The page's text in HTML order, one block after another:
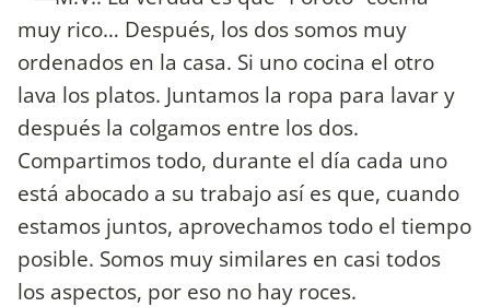
muy rico… Después, los dos somos muy
ordenados en la casa. Si uno cocina el otro
lava los platos. Juntamos la ropa para lavar y
después la colgamos entre los dos.
Compartimos todo, durante el día cada uno
está abocado a su trabajo así es que, cuando
estamos juntos, aprovechamos todo el tiempo
posible. Somos muy similares en casi todos
los aspectos, por eso no hay roces.